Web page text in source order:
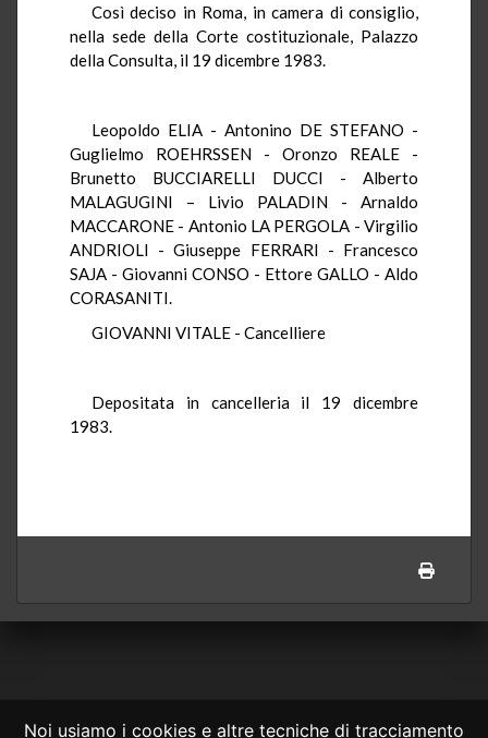
Noi usiamo i cookies e altre tecniche di tracciamento
Così deciso in Roma, in camera di consiglio,
nella sede della Corte costituzionale, Palazzo
della Consulta, il 19 dicembre 1983.
Leopoldo ELIA - Antonino DE STEFANO -
Guglielmo ROEHRSSEN - Oronzo REALE -
Brunetto BUCCIARELLI DUCCI - Alberto
MALAGUGINI – Livio PALADIN - Arnaldo
MACCARONE - Antonio LA PERGOLA - Virgilio
ANDRIOLI - Giuseppe FERRARI - Francesco
SAJA - Giovanni CONSO - Ettore GALLO - Aldo
CORASANITI.
GIOVANNI VITALE - Cancelliere
Depositata in cancelleria il 19 dicembre
1983.